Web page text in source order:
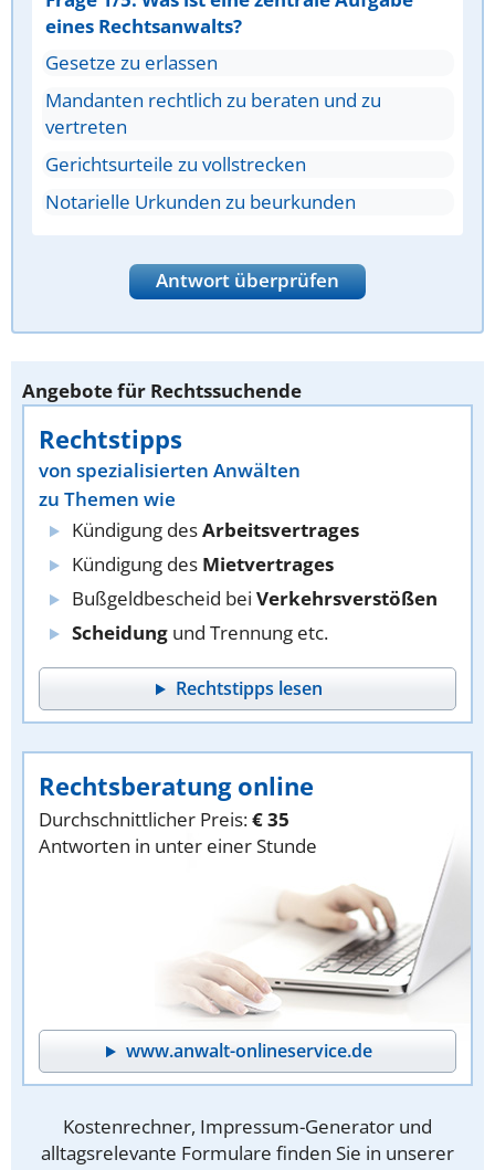
eines Rechtsanwalts?
Gesetze zu erlassen
Mandanten rechtlich zu beraten und zu
vertreten
Gerichtsurteile zu vollstrecken
Notarielle Urkunden zu beurkunden
Antwort überprüfen
Angebote für Rechtssuchende
Rechtstipps
von spezialisierten Anwälten
zu Themen wie
Kündigung desArbeitsvertrages
Kündigung des Mietvertrages
Bußgeldbescheid bei Verkehrsverstößen
Scheidung und Trennung etc.
Rechtstipps lesen
Rechtsberatung online
Durchschnittlicher Preis:€ 35
Antworten in unter einer Stunde
www.anwalt-onlineservice.de
Kostenrechner, Impressum-Generator und
alltagsrelevante Formulare finden Sie in unserer